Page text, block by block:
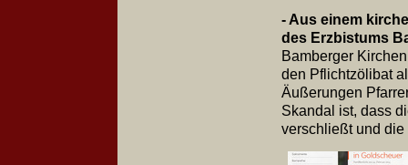
- Aus einem
des Erzbistums
Bamberger
den Pflichtzölibat
Äußerungen
Skandal ist, dass
verschließt und